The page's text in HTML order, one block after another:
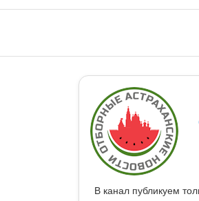
В канал публикуем